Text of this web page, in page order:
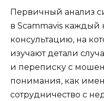
Первичный анализ
в Scammavis каждый
консультацию, на
изучают детали
и переписку с
понимания, как
сотрудничество с